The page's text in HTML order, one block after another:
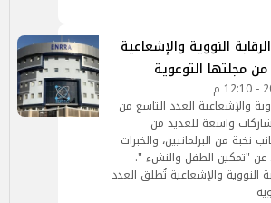
النووية والإشعاعية
مجلتها التوعوية
والإشعاعية العدد التاسع من
2026) بمشاركات واسعة للعديد من
من البرلمانيين، والخبرات
عن "تمكين الطفل والنشء ".
النووية والإشعاعية تُطلق العدد